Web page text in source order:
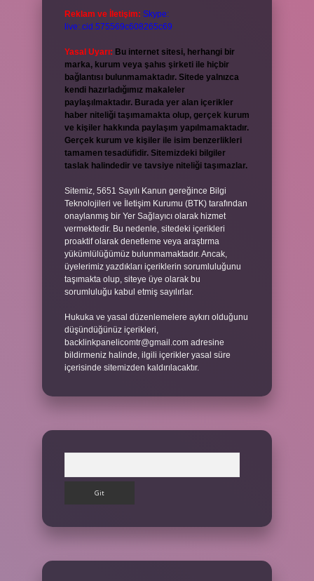
Reklam ve İletişim: Skype:
live:.cid.575569c608265c69
Yasal Uyarı: Bu internet sitesi, herhangi bir
marka, kurum veya şahıs şirketi ile hiçbir
bağlantısı bulunmamaktadır. Sitede yalnızca
kendi hazırladığımız makaleler
paylaşılmaktadır. Burada yer alan içerikler
haber niteliği taşımamakta olup, gerçek kurum
ve kişiler hakkında paylaşım yapılmamaktadır.
Gerçek kurum ve kişiler ile isim benzerlikleri
tamamen tesadüfidir. Sitemizdeki bilgiler
taslak halindedir ve tavsiye niteliği taşımazlar.
Sitemiz, 5651 Sayılı Kanun gereğince Bilgi
Teknolojileri ve İletişim Kurumu (BTK) tarafından
onaylanmış bir Yer Sağlayıcı olarak hizmet
vermektedir. Bu nedenle, sitedeki içerikleri
proaktif olarak denetleme veya araştırma
yükümlülüğümüz bulunmamaktadır. Ancak,
üyelerimiz yazdıkları içeriklerin sorumluluğunu
taşımakta olup, siteye üye olarak bu
sorumluluğu kabul etmiş sayılırlar.
Hukuka ve yasal düzenlemelere aykırı olduğunu
düşündüğünüz içerikleri,
backlinkpanelicomtr@gmail.com adresine
bildirmeniz halinde, ilgili içerikler yasal süre
içerisinde sitemizden kaldırılacaktır.